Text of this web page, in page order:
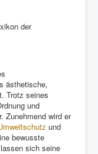
der
ästhetische,
Trotz seines
und
Zunehmend wird er
und
bewusste
sich seine